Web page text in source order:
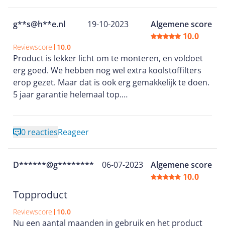
g**s@h**e.nl 19-10-2023
Algemene score
10.0
Reviewscore 10.0
Product is lekker licht om te monteren, en voldoet
erg goed. We hebben nog wel extra koolstoffilters
erop gezet. Maar dat is ook erg gemakkelijk te doen.
5 jaar garantie helemaal top.
0 reactiesReageer
D******@g******** 06-07-2023
Algemene score
10.0
Topproduct
Reviewscore 10.0
Nu een aantal maanden in gebruik en het product